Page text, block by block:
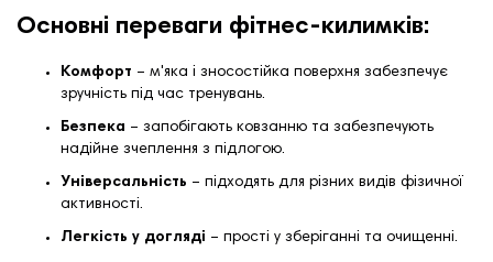
Основні переваги фітнес-килимків:
Комфорт – м'яка і зносостійка поверхня забезпечує
зручність під час тренувань.
Безпека – запобігають ковзанню та забезпечують
надійне зчеплення з підлогою.
Універсальність – підходять для різних видів фізичної
активності.
Легкість у догляді – прості у зберіганні та очищенні.